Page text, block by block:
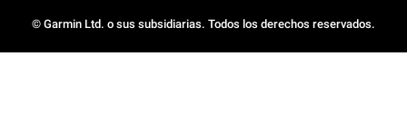
© Garmin Ltd. o sus subsidiarias. Todos los derechos reservados.